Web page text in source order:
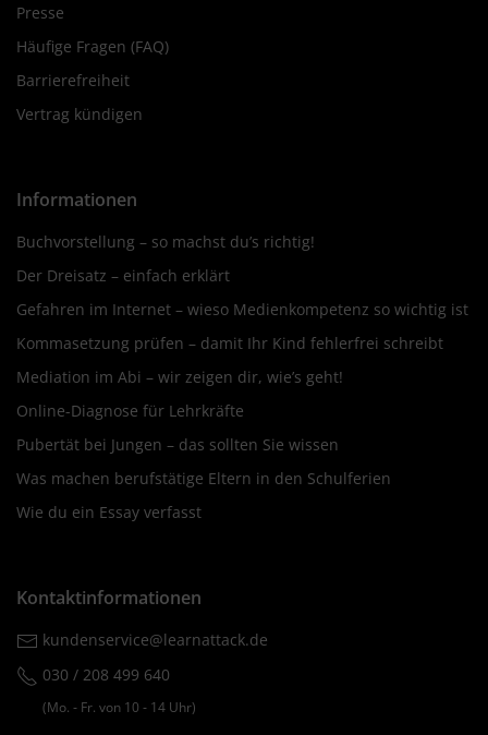
Presse
Häufige Fragen (FAQ)
Barrierefreiheit
Vertrag kündigen
Informationen
Buchvorstellung – so machst du’s richtig!
Der Dreisatz – einfach erklärt
Gefahren im Internet – wieso Medienkompetenz so wichtig ist
Kommasetzung prüfen – damit Ihr Kind fehlerfrei schreibt
Mediation im Abi – wir zeigen dir, wie’s geht!
Online-Diagnose für Lehrkräfte
Pubertät bei Jungen – das sollten Sie wissen
Was machen berufstätige Eltern in den Schulferien
Wie du ein Essay verfasst
Kontaktinformationen
kundenservice@learnattack.de
030 / 208 499 640
(Mo. ‐ Fr. von 10 ‐ 14 Uhr)